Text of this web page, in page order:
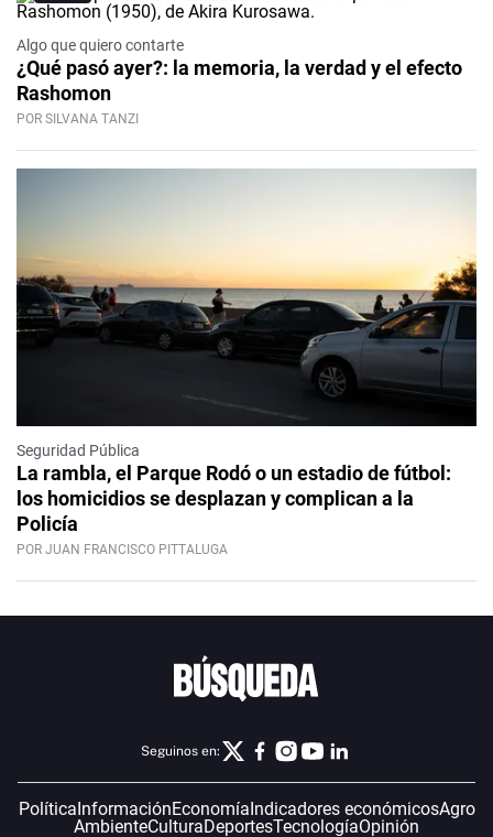
Algo que quiero contarte
¿Qué pasó ayer?: la memoria, la verdad y el efecto
Rashomon
POR SILVANA TANZI
Seguridad Pública
La rambla, el Parque Rodó o un estadio de fútbol:
los homicidios se desplazan y complican a la
Policía
POR JUAN FRANCISCO PITTALUGA
Seguinos en:
PolíticaInformaciónEconomíaIndicadores económicosAgro
AmbienteCulturaDeportesTecnologíaOpinión